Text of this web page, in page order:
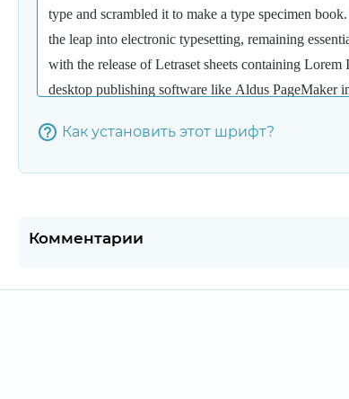
Как установить этот шрифт?
Комментарии